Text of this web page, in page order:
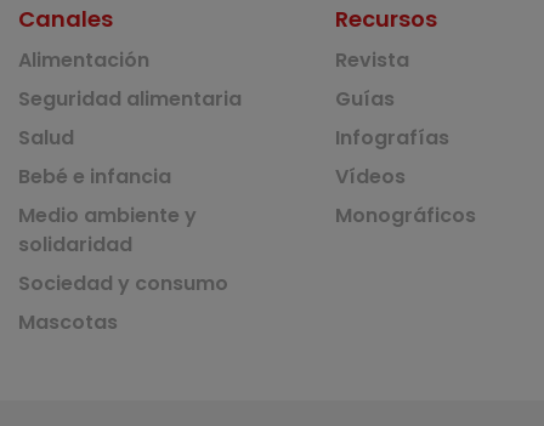
Canales
Alimentación
Seguridad alimentaria
Salud
Bebé e infancia
Medio ambiente y
solidaridad
Sociedad y consumo
Mascotas
Recursos
Revista
Guías
Infografías
Vídeos
Monográficos